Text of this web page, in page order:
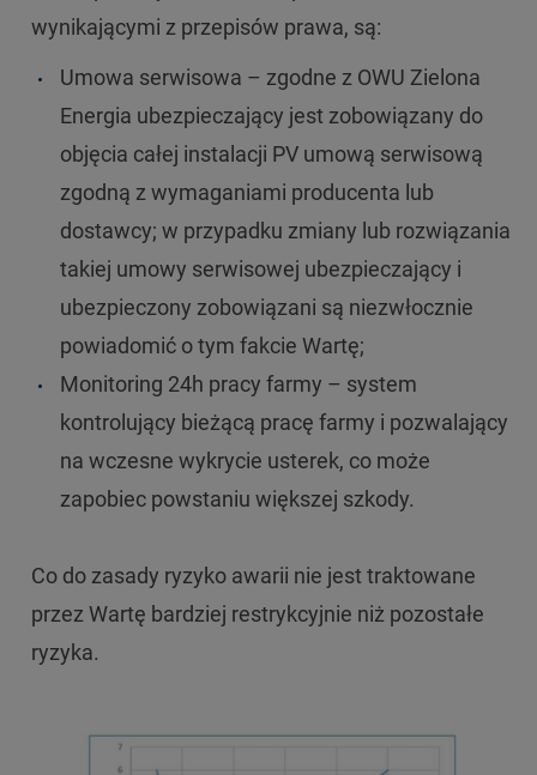
wynikającymi z przepisów prawa, są:
Umowa serwisowa – zgodne z OWU Zielona
Energia ubezpieczający jest zobowiązany do
objęcia całej instalacji PV umową serwisową
zgodną z wymaganiami producenta lub
dostawcy; w przypadku zmiany lub rozwiązania
takiej umowy serwisowej ubezpieczający i
ubezpieczony zobowiązani są niezwłocznie
powiadomić o tym fakcie Wartę;
Monitoring 24h pracy farmy – system
kontrolujący bieżącą pracę farmy i pozwalający
na wczesne wykrycie usterek, co może
zapobiec powstaniu większej szkody.
Co do zasady ryzyko awarii nie jest traktowane
przez Wartę bardziej restrykcyjnie niż pozostałe
ryzyka.